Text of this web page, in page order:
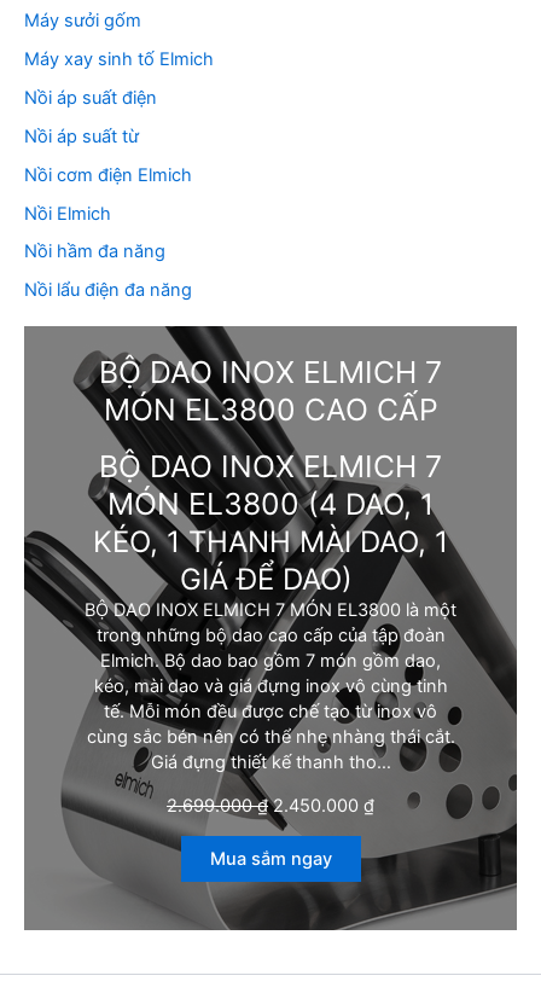
Máy sưởi gốm
Máy xay sinh tố Elmich
Nồi áp suất điện
Nồi áp suất từ
Nồi cơm điện Elmich
Nồi Elmich
Nồi hầm đa năng
Nồi lẩu điện đa năng
BỘ DAO INOX ELMICH 7
MÓN EL3800 CAO CẤP
BỘ DAO INOX ELMICH 7
MÓN EL3800(4 DAO, 1
KÉO, 1 THANH MÀI DAO, 1
GIÁ ĐỂ DAO)
BỘ DAO INOX ELMICH 7 MÓN EL3800 là một
trong những bộ dao cao cấp của tập đoàn
Elmich. Bộ dao bao gồm 7 món gồm dao,
kéo, mài dao và giá đựng inox vô cùng tinh
tế. Mỗi món đều được chế tạo từ inox vô
cùng sắc bén nên có thể nhẹ nhàng thái cắt.
Giá đựng thiết kế thanh tho…
2.699.000₫G
i
g
ố
l
:
2.450.000 ₫G
h
ệ
n
ạ
Mua sắm ngay